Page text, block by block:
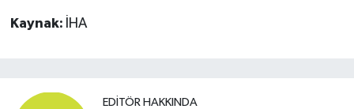
Kaynak: İHA
EDITÖR HAKKINDA